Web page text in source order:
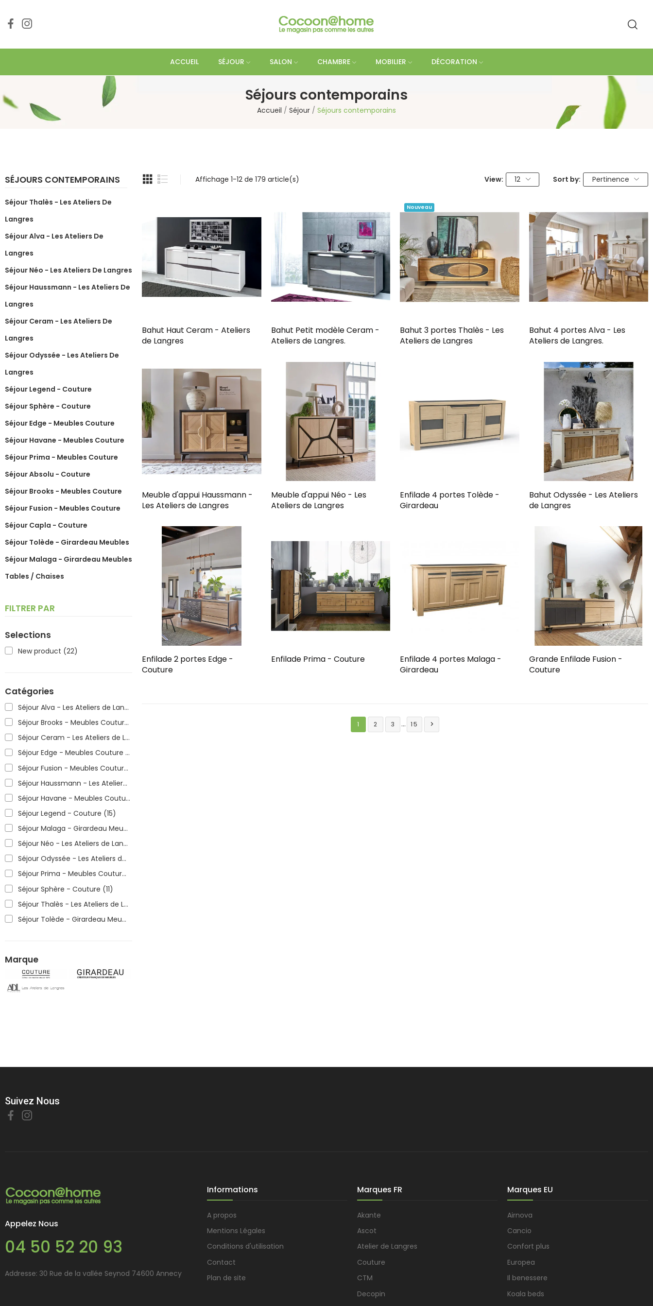
ACCUEIL SÉJOUR SALON CHAMBRE MOBILIER DÉCORATION
Séjours contemporains
Accueil Séjour Séjours contemporains
SÉJOURS CONTEMPORAINS
Séjour Thalès - Les Ateliers De
Langres
Séjour Alva - Les Ateliers De
Langres
Séjour Néo - Les Ateliers De Langres
Séjour Haussmann - Les Ateliers De
Langres
Séjour Ceram - Les Ateliers De
Langres
Séjour Odyssée - Les Ateliers De
Langres
Séjour Legend - Couture
Séjour Sphère - Couture
Séjour Edge - Meubles Couture
Séjour Havane - Meubles Couture
Séjour Prima - Meubles Couture
Séjour Absolu - Couture
Séjour Brooks - Meubles Couture
Séjour Fusion - Meubles Couture
Séjour Capla - Couture
Séjour Tolède - Girardeau Meubles
Séjour Malaga - Girardeau Meubles
Tables / Chaises
FILTRER PAR
Selections
New product (22)
Catégories
Séjour Alva - Les Ateliers de Langres
Séjour Brooks - Meubles Couture
Séjour Ceram - Les Ateliers de Langres
Séjour Edge - Meubles Couture
(13)
Séjour Fusion - Meubles Couture
Séjour Haussmann - Les Ateliers de Langres
Séjour Havane - Meubles Couture
Séjour Legend - Couture (15)
Séjour Malaga - Girardeau Meubles
Séjour Néo - Les Ateliers de Langres
Séjour Odyssée - Les Ateliers de Langres
Séjour Prima - Meubles Couture
Séjour Sphère - Couture (11)
Séjour Thalès - Les Ateliers de Langres
Séjour Tolède - Girardeau Meubles
Marque
Affichage 1-12 de 179 article(s) View: 12 Sort by: Pertinence
Bahut Haut Ceram - Ateliers
de Langres
Bahut Petit modèle Ceram -
Ateliers de Langres.
Nouveau
Bahut 3 portes Thalès - Les
Ateliers de Langres
Bahut 4 portes Alva - Les
Ateliers de Langres.
Meuble d'appui Haussmann -
Les Ateliers de Langres
Meuble d'appui Néo - Les
Ateliers de Langres
Enfilade 4 portes Tolède -
Girardeau
Bahut Odyssée - Les Ateliers
de Langres
Enfilade 2 portes Edge -
Couture
Enfilade Prima - Couture
Enfilade 4 portes Malaga -
Girardeau
Grande Enfilade Fusion -
Couture
1 2 3 … 15 
Suivez Nous
Appelez Nous
04 50 52 20 93
Addresse: 30 Rue de la vallée Seynod 74600 Annecy
Informations
A propos
Mentions Légales
Conditions d'utilisation
Contact
Plan de site
Marques FR
Akante
Ascot
Atelier de Langres
Couture
CTM
Decopin
Marques EU
Airnova
Cancio
Confort plus
Europea
Il benessere
Koala beds